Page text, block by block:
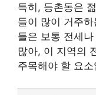
특히, 등촌동은
들이 많이 거주
들은 보통 전세
많아, 이 지역의
주목해야 할 요